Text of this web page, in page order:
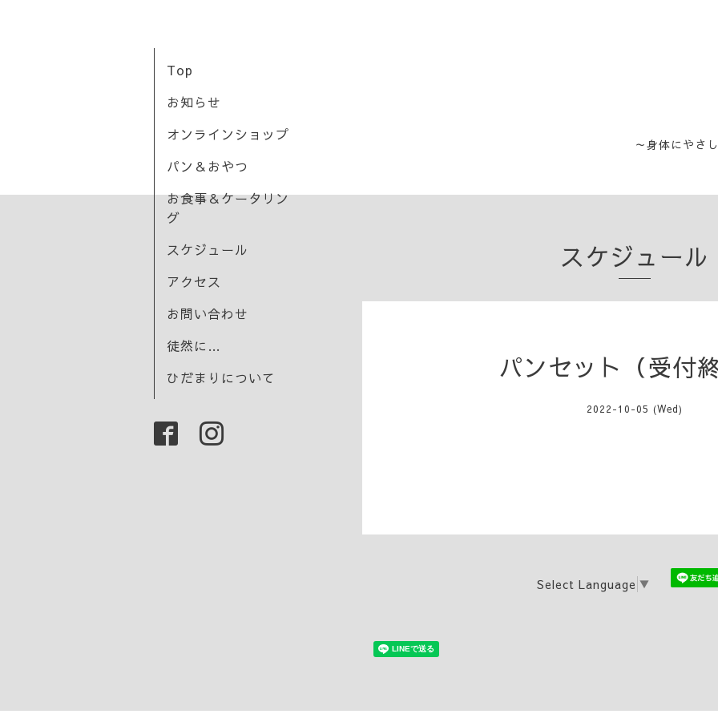
～身体にやさ
Top
お知らせ
オンラインショップ
パン＆おやつ
お食事＆ケータリン
グ
スケジュール
アクセス
お問い合わせ
徒然に…
ひだまりについて
スケジュール
パンセット（受付
2022-10-05 (Wed)
Select Language ▼